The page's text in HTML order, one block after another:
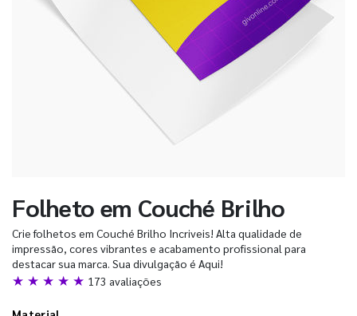
Folheto em Couché Brilho
Crie folhetos em Couché Brilho Incriveis! Alta qualidade de
impressão, cores vibrantes e acabamento profissional para
destacar sua marca. Sua divulgação é Aqui!
★ ★ ★ ★ ★ 173 avaliações